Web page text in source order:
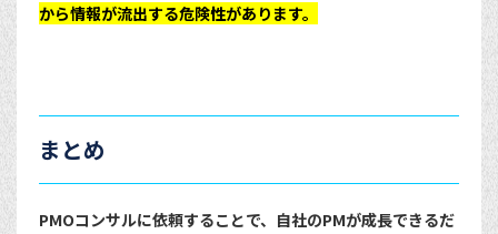
から情報が流出する危険性があります。
まとめ
PMOコンサルに依頼することで、自社のPMが成長できるだ